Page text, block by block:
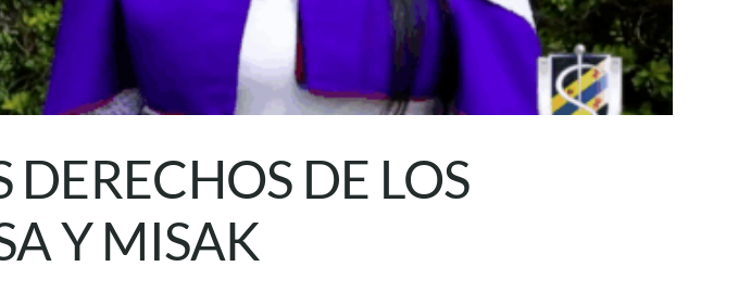
DE LOS
Y MISAK